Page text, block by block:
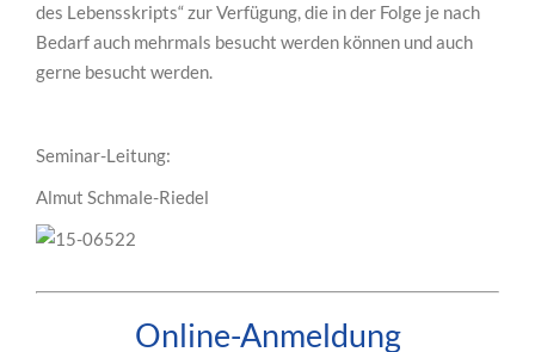
des Lebensskripts“ zur Verfügung, die in der Folge je nach
Bedarf auch mehrmals besucht werden können und auch
gerne besucht werden.
Seminar-Leitung:
Almut Schmale-Riedel
Online-Anmeldung